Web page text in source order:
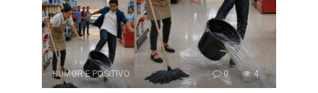
HUMOR E POSITIVO 0 4